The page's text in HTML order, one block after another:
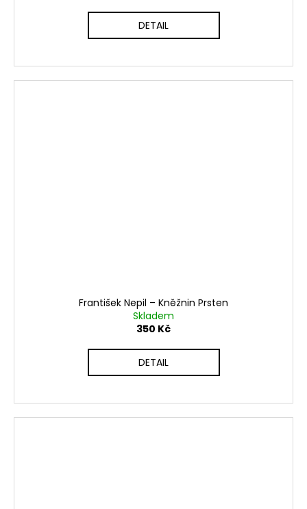
DETAIL
František Nepil ‎– Kněžnin Prsten
Skladem
350 Kč
DETAIL